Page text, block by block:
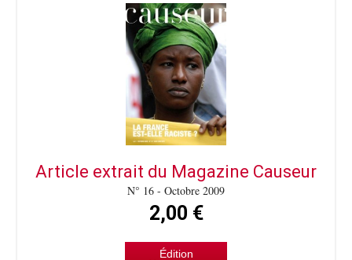
Article extrait du Magazine Causeur
N° 16 - Octobre 2009
2,00 €
Édition